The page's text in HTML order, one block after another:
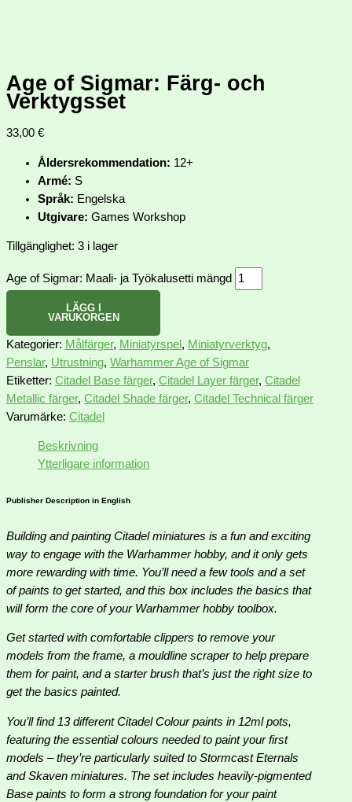
Age of Sigmar: Färg- och
Verktygsset
33,00 €
Åldersrekommendation: 12+
Armé: S
Språk: Engelska
Utgivare: Games Workshop
Tillgänglighet: 3 i lager
Age of Sigmar: Maali- ja Työkalusetti mängd
LÄGG I
VARUKORGEN
Kategorier: Målfärger, Miniatyrspel , Miniatyrverktyg,
Penslar, Utrustning, Warhammer Age of Sigmar
Etiketter: Citadel Base färger, Citadel Layer färger, Citadel
Metallic färger, Citadel Shade färger, Citadel Technical färger
Varumärke: Citadel
Beskrivning
Ytterligare information
Publisher Description in English
Building and painting Citadel miniatures is a fun and exciting
way to engage with the Warhammer hobby, and it only gets
more rewarding with time. You’ll need a few tools and a set
of paints to get started, and this box includes the basics that
will form the core of your Warhammer hobby toolbox.
Get started with comfortable clippers to remove your
models from the frame, a mouldline scraper to help prepare
them for paint, and a starter brush that’s just the right size to
get the basics painted.
You’ll find 13 different Citadel Colour paints in 12ml pots,
featuring the essential colours needed to paint your first
models – they’re particularly suited to Stormcast Eternals
and Skaven miniatures. The set includes heavily-pigmented
Base paints to form a strong foundation for your paint